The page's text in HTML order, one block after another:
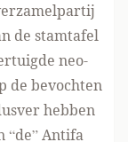
de stamtafel
neo-
de bevochten
hebben
“de” Antifa